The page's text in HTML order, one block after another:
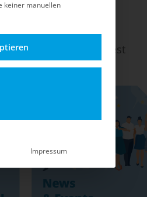
nach dem EOL und Best
of-Life.
keiner manuellen
Impressum